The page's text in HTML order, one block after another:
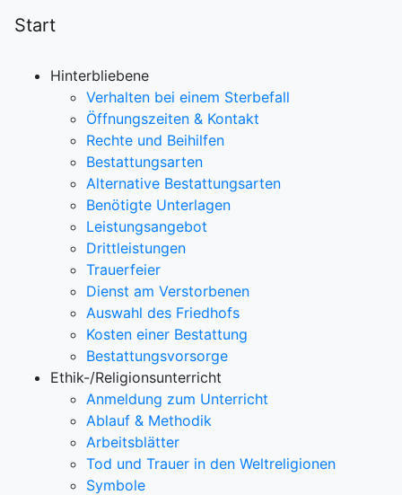
Start
Hinterbliebene
Verhalten bei einem Sterbefall
Öffnungszeiten & Kontakt
Rechte und Beihilfen
Bestattungsarten
Alternative Bestattungsarten
Benötigte Unterlagen
Leistungsangebot
Drittleistungen
Trauerfeier
Dienst am Verstorbenen
Auswahl des Friedhofs
Kosten einer Bestattung
Bestattungsvorsorge
Ethik-/Religionsunterricht
Anmeldung zum Unterricht
Ablauf & Methodik
Arbeitsblätter
Tod und Trauer in den Weltreligionen
Symbole